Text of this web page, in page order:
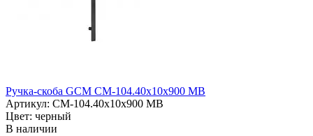
Ручка-скоба GCM CM-104.40x10x900 MB
Артикул: CM-104.40x10x900 MB
Цвет: черный
В наличии